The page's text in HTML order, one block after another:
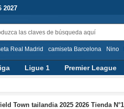
2027
Real Madrid camiseta Barcelona Nino
Ligue 1 Premier League
Town tailandia 2025 2026 Tienda